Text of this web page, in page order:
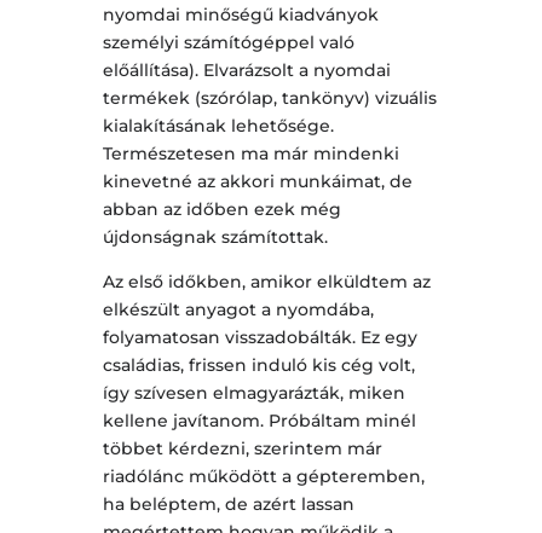
nyomdai minőségű kiadványok
személyi számítógéppel való
előállítása). Elvarázsolt a nyomdai
termékek (szórólap, tankönyv) vizuális
kialakításának lehetősége.
Természetesen ma már mindenki
kinevetné az akkori munkáimat, de
abban az időben ezek még
újdonságnak számítottak.
Az első időkben, amikor elküldtem az
elkészült anyagot a nyomdába,
folyamatosan visszadobálták. Ez egy
családias, frissen induló kis cég volt,
így szívesen elmagyarázták, miken
kellene javítanom. Próbáltam minél
többet kérdezni, szerintem már
riadólánc működött a gépteremben,
ha beléptem, de azért lassan